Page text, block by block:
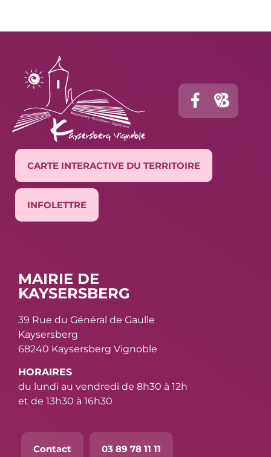
CARTE INTERACTIVE DU TERRITOIRE
INFOLETTRE
MAIRIE DE
KAYSERSBERG
39 Rue du Général de Gaulle
Kaysersberg
68240 Kaysersberg Vignoble
HORAIRES
du lundi au vendredi de 8h30 à 12h
et de 13h30 à 16h30
Contact 03 89 78 11 11